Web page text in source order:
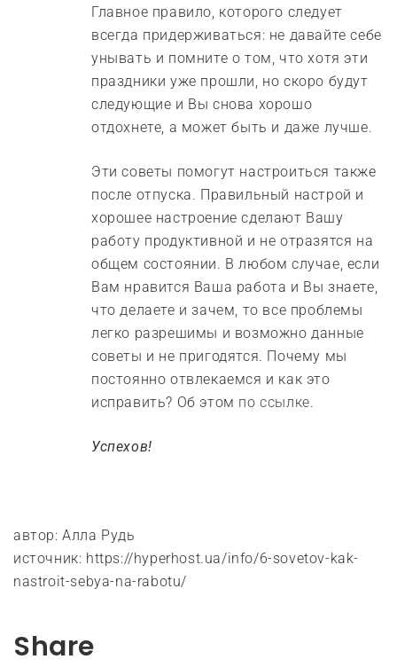
Главное правило, которого следует
всегда придерживаться: не давайте себе
унывать и помните о том, что хотя эти
праздники уже прошли, но скоро будут
следующие и Вы снова хорошо
отдохнете, а может быть и даже лучше.
Эти советы помогут настроиться также
после отпуска. Правильный настрой и
хорошее настроение сделают Вашу
работу продуктивной и не отразятся на
общем состоянии. В любом случае, если
Вам нравится Ваша работа и Вы знаете,
что делаете и зачем, то все проблемы
легко разрешимы и возможно данные
советы и не пригодятся. Почему мы
постоянно отвлекаемся и как это
исправить? Об этом по ссылке.
Успехов!
автор: Алла Рудь
источник: https://hyperhost.ua/info/6-sovetov-kak-
nastroit-sebya-na-rabotu/
Share